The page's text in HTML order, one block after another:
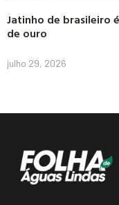
Jatinho de brasileiro
de ouro
julho 29, 2026